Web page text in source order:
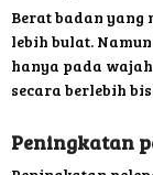
Berat badan yang
lebih bulat.
hanya pada
secara berlebih
Peningkatan